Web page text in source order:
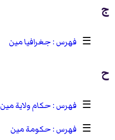
ج
☰ جغرافيا مين
ح
☰
حكام ولاية مين
☰
حكومة مين